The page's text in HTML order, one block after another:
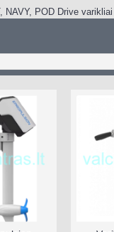
NAVY, POD Drive varikliai